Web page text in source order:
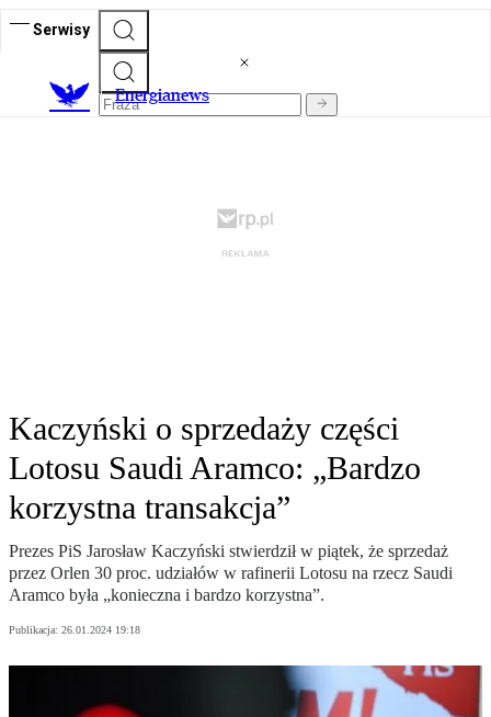
Serwisy
Energianews
Kaczyński o sprzedaży części
Lotosu Saudi Aramco: „Bardzo
korzystna transakcja”
Prezes PiS Jarosław Kaczyński stwierdził w piątek, że sprzedaż
przez Orlen 30 proc. udziałów w rafinerii Lotosu na rzecz Saudi
Aramco była „konieczna i bardzo korzystna”.
Publikacja: 26.01.2024 19:18